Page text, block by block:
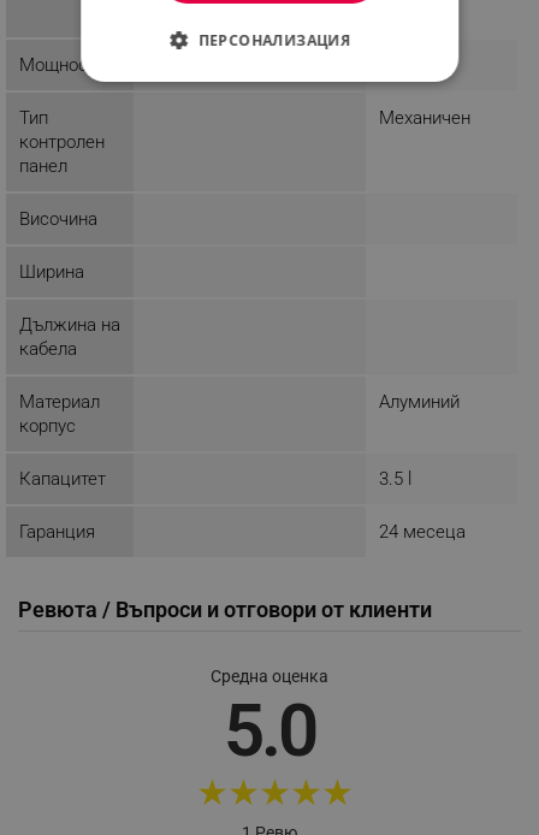
Мощност
Тип
контролен
панел
Механичен
Височина
Ширина
Дължина на
кабела
Материал
корпус
Алуминий
Капацитет 3.5 l
Гаранция 24 месеца
Ревюта / Въпроси и отговори от клиенти
Средна оценка
5.0
★★★★★
ПЕРСОНАЛИЗАЦИЯ
СТРОГО НЕОБХОДИМО
потребителско влизане и управление на
Име
Provider /
_nzm_nosubscribe_92166-7699
_nzm_idnl_92166-7699
_nzm_id_92166-7699